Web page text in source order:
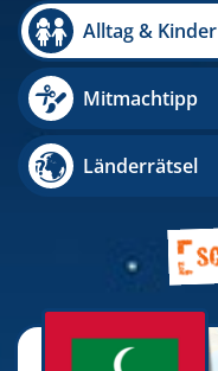
Alltag & Kinder
Mitmachtipp
Länderrätsel